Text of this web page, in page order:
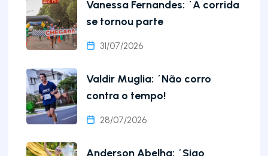
Vanessa Fernandes: ´A corrida
se tornou parte
31/07/2026
Valdir Muglia: ´Não corro
contra o tempo!
28/07/2026
Anderson Abelha: ´Sigo